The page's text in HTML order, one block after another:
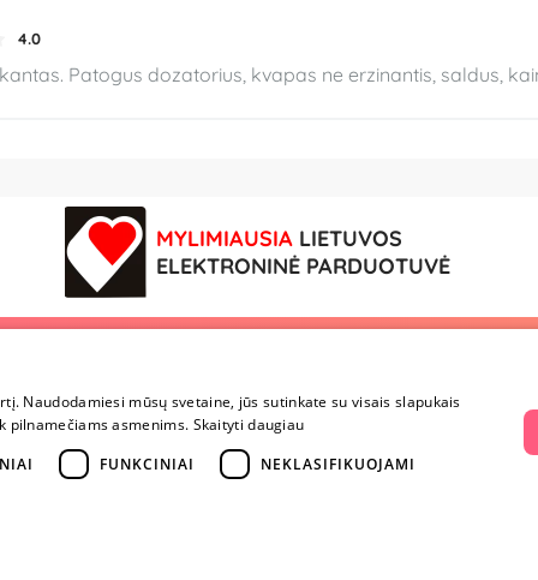
4.0
Patogus dozatorius, kvapas ne erzinantis, saldus,
MYLIMIAUSIA LIETUVOS
ELEKTRONINĖ PARDUOTUVĖ
Mokėjimai ir pristatymas
Prekių grąžinimas
Konfidencialumas
Pirkimo taisyklės
Naudodamiesi mūsų svetaine, jūs sutinkate su visais slapukais
pilnamečiams asmenims. Skaityti daugiau
FUNKCINIAI NEKLASIFIKUOJAMI